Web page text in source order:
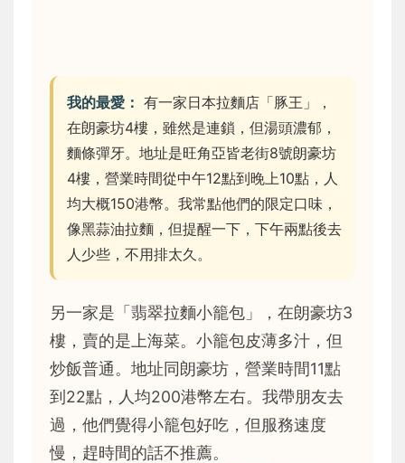
我的最愛： 有一家日本拉麵店「豚王」，
在朗豪坊4樓，雖然是連鎖，但湯頭濃郁，
麵條彈牙。地址是旺角亞皆老街8號朗豪坊
4樓，營業時間從中午12點到晚上10點，人
均大概150港幣。我常點他們的限定口味，
像黑蒜油拉麵，但提醒一下，下午兩點後去
人少些，不用排太久。
另一家是「翡翠拉麵小籠包」，在朗豪坊3
樓，賣的是上海菜。小籠包皮薄多汁，但
炒飯普通。地址同朗豪坊，營業時間11點
到22點，人均200港幣左右。我帶朋友去
過，他們覺得小籠包好吃，但服務速度
慢，趕時間的話不推薦。